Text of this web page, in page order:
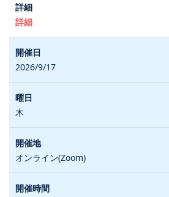
詳細
2026/9/17
木
オンライン(Zoom)